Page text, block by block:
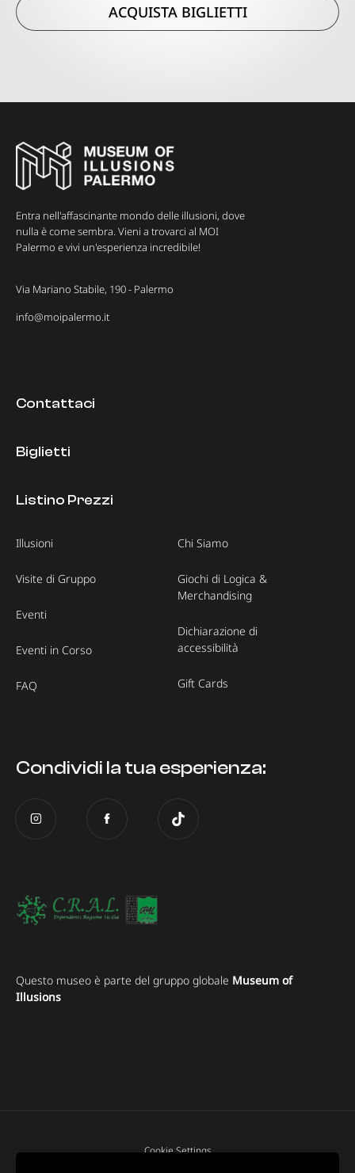
ACQUISTA BIGLIETTI
Entra nell'affascinante mondo delle illusioni, dove
nulla è come sembra. Vieni a trovarci al MOI
Palermo e vivi un'esperienza incredibile!
Via Mariano Stabile, 190 - Palermo
info@moipalermo.it
Contattaci
Biglietti
Listino Prezzi
Illusioni
Visite di Gruppo
Eventi
Eventi in Corso
FAQ
Chi Siamo
Giochi di Logica &
Merchandising
Dichiarazione di
accessibilità
Gift Cards
Condividi la tua esperienza:
Questo museo è parte del gruppo globale Museum of
Illusions
Cookie Settings